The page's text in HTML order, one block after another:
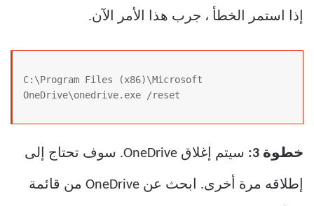
إذا استمر الخطأ ، جرب هذا الأمر الآن.
C:\Program Files (x86)\Microsoft
OneDrive\onedrive.exe /reset
خطوة 3: سيتم إغلاق OneDrive. سوف تحتاج إلى
إطلاقه مرة أخرى. ابحث عن OneDrive من قائمة